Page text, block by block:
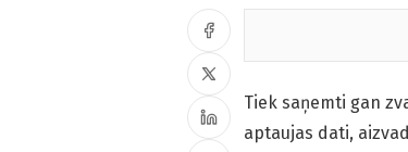
Tiek saņemti gan
aptaujas dati,